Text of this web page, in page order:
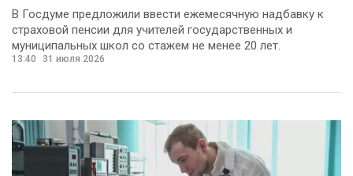
В Госдуме предложили ввести ежемесячную надбавку к
страховой пенсии для учителей государственных и
муниципальных школ со стажем не менее 20 лет.
13:40 31 июля 2026